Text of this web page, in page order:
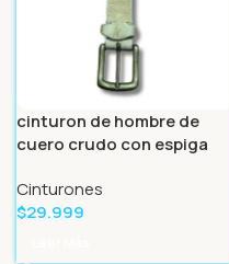
cinturon de hombre de
cuero crudo con espiga
Cinturones
$29.999